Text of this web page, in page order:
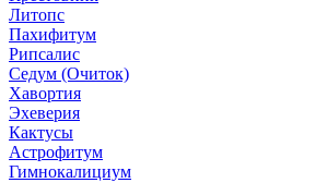
Литопс
Пахифитум
Рипсалис
Седум (Очиток)
Хавортия
Эхеверия
Кактусы
Астрофитум
Гимнокалициум